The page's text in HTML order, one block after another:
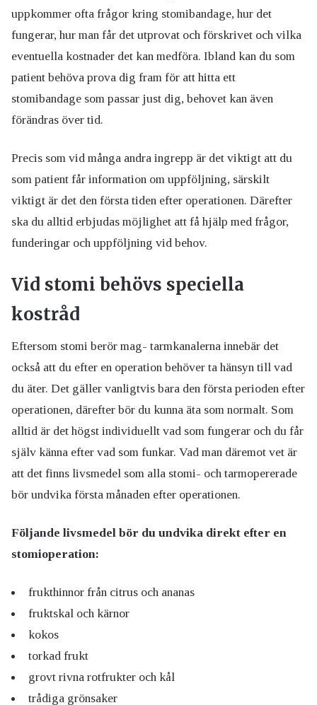
uppkommer ofta frågor kring stomibandage, hur det
fungerar, hur man får det utprovat och förskrivet och vilka
eventuella kostnader det kan medföra. Ibland kan du som
patient behöva prova dig fram för att hitta ett
stomibandage som passar just dig, behovet kan även
förändras över tid.
Precis som vid många andra ingrepp är det viktigt att du
som patient får information om uppföljning, särskilt
viktigt är det den första tiden efter operationen. Därefter
ska du alltid erbjudas möjlighet att få hjälp med frågor,
funderingar och uppföljning vid behov.
Vid stomi behövs speciella
kostråd
Eftersom stomi berör mag- tarmkanalerna innebär det
också att du efter en operation behöver ta hänsyn till vad
du äter. Det gäller vanligtvis bara den första perioden efter
operationen, därefter bör du kunna äta som normalt. Som
alltid är det högst individuellt vad som fungerar och du får
själv känna efter vad som funkar. Vad man däremot vet är
att det finns livsmedel som alla stomi- och tarmopererade
bör undvika första månaden efter operationen.
Följande livsmedel bör du undvika direkt efter en
stomioperation:
frukthinnor från citrus och ananas
fruktskal och kärnor
kokos
torkad frukt
grovt rivna rotfrukter och kål
trådiga grönsaker